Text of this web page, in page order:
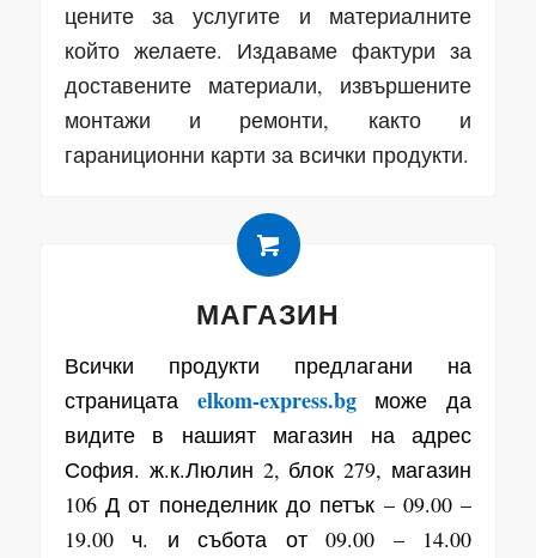
цените за услугите и материалните
който желаете. Издаваме фактури за
доставените материали, извършените
монтажи и ремонти, както и
гараниционни карти за всички продукти.
МАГАЗИН
Всички продукти предлагани на
страницата
elkom-express.bg
може да
видите в нашият магазин на адрес
София. ж.к.Люлин 2, блок 279, магазин
106 Д от понеделник до петък – 09.00 –
19.00 ч. и събота от 09.00 – 14.00